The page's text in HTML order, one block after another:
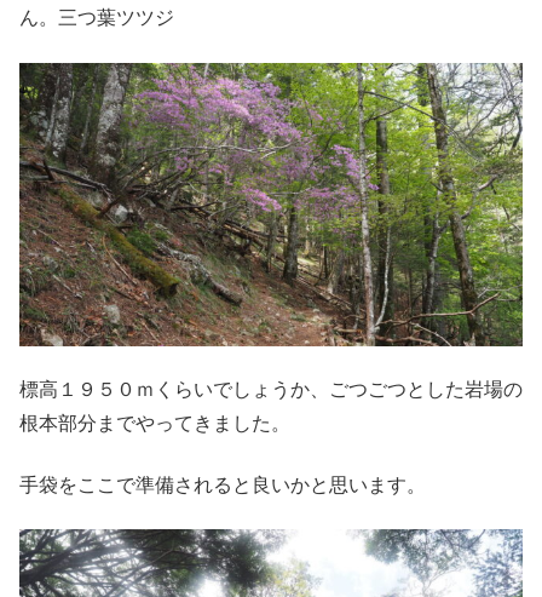
ん。三つ葉ツツジ
標高１９５０ｍくらいでしょうか、ごつごつとした岩場の
根本部分までやってきました。
手袋をここで準備されると良いかと思います。